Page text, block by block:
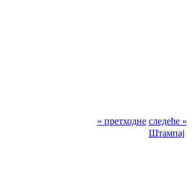
« претходне следеће »
Штампај